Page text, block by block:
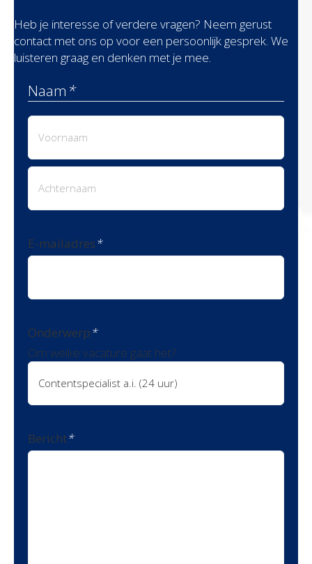
Heb je interesse of verdere vragen? Neem gerust
contact met ons op voor een persoonlijk gesprek. We
luisteren graag en denken met je mee.
Naam *
Voornaam
E-mailadres*
Onderwerp*
Om welke vacature gaat het?
Bericht*